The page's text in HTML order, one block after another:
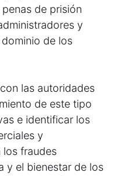
de prisión
y
de los
las autoridades
de este tipo
e identificar los
y
los fraudes
y el bienestar de los